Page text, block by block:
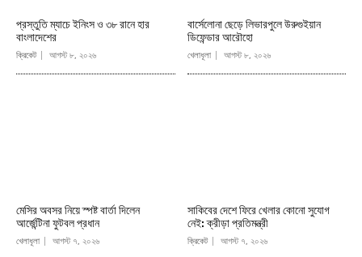
প্রস্তুতি ম্যাচে ইনিংস ও ৩৮ রানে হার
বাংলাদেশের
ক্রিকেট আগস্ট ৮, ২০২৬
বার্সেলোনা ছেড়ে লিভারপুলে উরুগুইয়ান
ডিফেন্ডার আরৌহো
খেলাধূলা আগস্ট ৮, ২০২৬
মেসির অবসর নিয়ে স্পষ্ট বার্তা দিলেন
আর্জেন্টিনা ফুটবল প্রধান
খেলাধূলা আগস্ট ৭, ২০২৬
সাকিবের দেশে ফিরে খেলার কোনো সুযোগ
নেই: ক্রীড়া প্রতিমন্ত্রী
ক্রিকেট আগস্ট ৭, ২০২৬